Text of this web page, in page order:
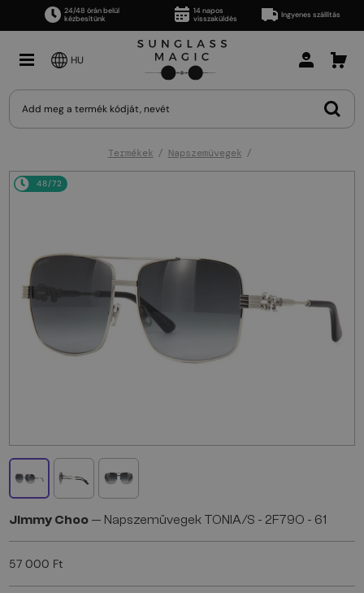
24/48 órán belül
kézbesítünk
14 napos
visszaküldés
Ingyenes szállítás
HU
Termékek Napszemüvegek
48/72
Jimmy Choo — Napszemüvegek TONIA/S - 2F79O - 61
57 000 Ft